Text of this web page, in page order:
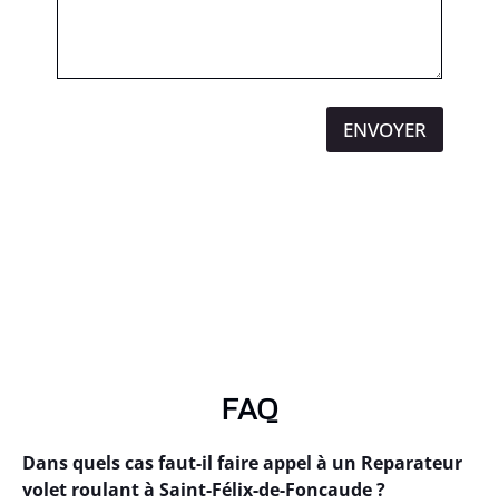
ENVOYER
FAQ
Dans quels cas faut-il faire appel à un Reparateur
volet roulant à Saint-Félix-de-Foncaude ?